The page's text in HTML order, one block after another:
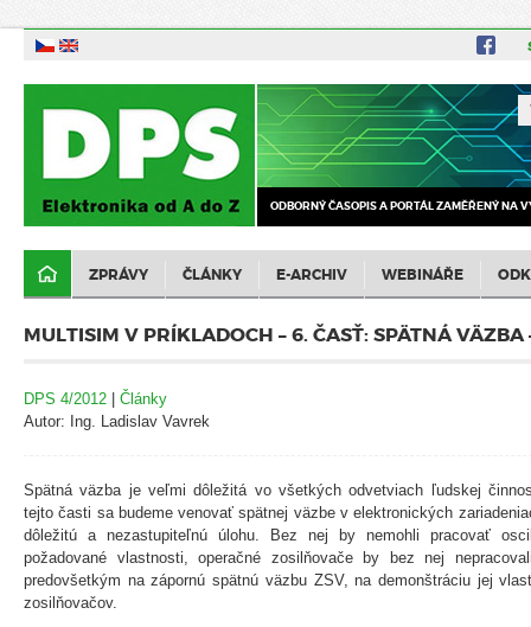
ODBORNÝ ČASOPIS A PORTÁL ZAMĚŘENÝ NA
ZPRÁVY ČLÁNKY E-ARCHIV WEBINÁŘE
MULTISIM V PRÍKLADOCH – 6. ČASŤ: SPÄTNÁ
DPS 4/2012 | Články
Autor: Ing. Ladislav Vavrek
Spätná väzba je veľmi dôležitá vo všetkých odvetviach ľudskej
tejto časti sa budeme venovať spätnej väzbe v elektronických
dôležitú a nezastupiteľnú úlohu. Bez nej by nemohli pracovať
požadované vlastnosti, operačné zosilňovače by bez nej
predovšetkým na zápornú spätnú väzbu ZSV, na demonštráciu jej
zosilňovačov.